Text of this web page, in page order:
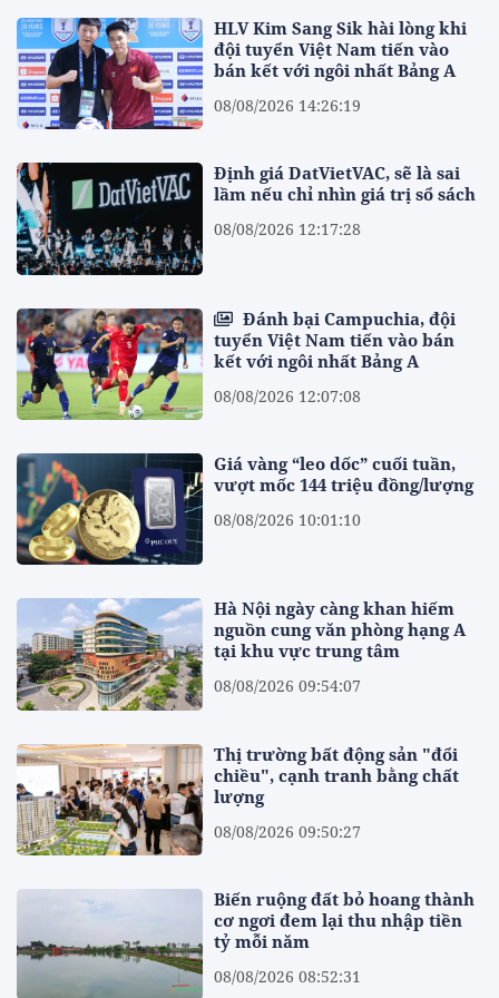
HLV Kim Sang Sik hài lòng khi
đội tuyển Việt Nam tiến vào
bán kết với ngôi nhất Bảng A
08/08/2026 14:26:19
Định giá DatVietVAC, sẽ là sai
lầm nếu chỉ nhìn giá trị sổ sách
08/08/2026 12:17:28
Đánh bại Campuchia, đội
tuyển Việt Nam tiến vào bán
kết với ngôi nhất Bảng A
08/08/2026 12:07:08
Giá vàng “leo dốc” cuối tuần,
vượt mốc 144 triệu đồng/lượng
08/08/2026 10:01:10
Hà Nội ngày càng khan hiếm
nguồn cung văn phòng hạng A
tại khu vực trung tâm
08/08/2026 09:54:07
Thị trường bất động sản "đổi
chiều", cạnh tranh bằng chất
lượng
08/08/2026 09:50:27
Biến ruộng đất bỏ hoang thành
cơ ngơi đem lại thu nhập tiền
tỷ mỗi năm
08/08/2026 08:52:31